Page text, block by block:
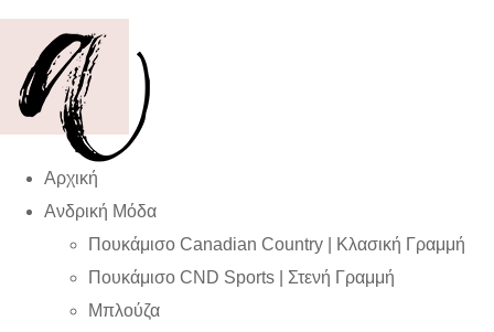
Αρχική
Ανδρική Μόδα
Πουκάμισο Canadian Country | Kλασική Γραμμή
Πουκάμισο CND Sports | Στενή Γραμμή
Μπλούζα